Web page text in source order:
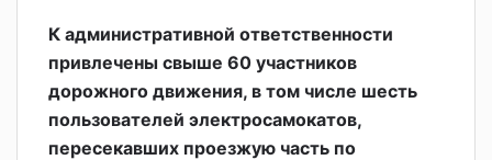
К административной ответственности
привлечены свыше 60 участников
дорожного движения, в том числе шесть
пользователей электросамокатов,
пересекавших проезжую часть по